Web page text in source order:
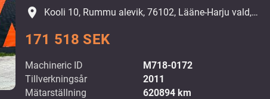
Machineric ID
M718-0172
Tillverkningsår
2011
Mätarställning
620894 km
171 518 SEK
place Kooli 10, Rummu alevik, 76102, Lääne-Harju vald, Harjumaa